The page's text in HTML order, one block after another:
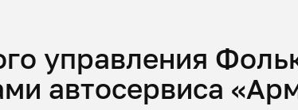
управления
автосервиса